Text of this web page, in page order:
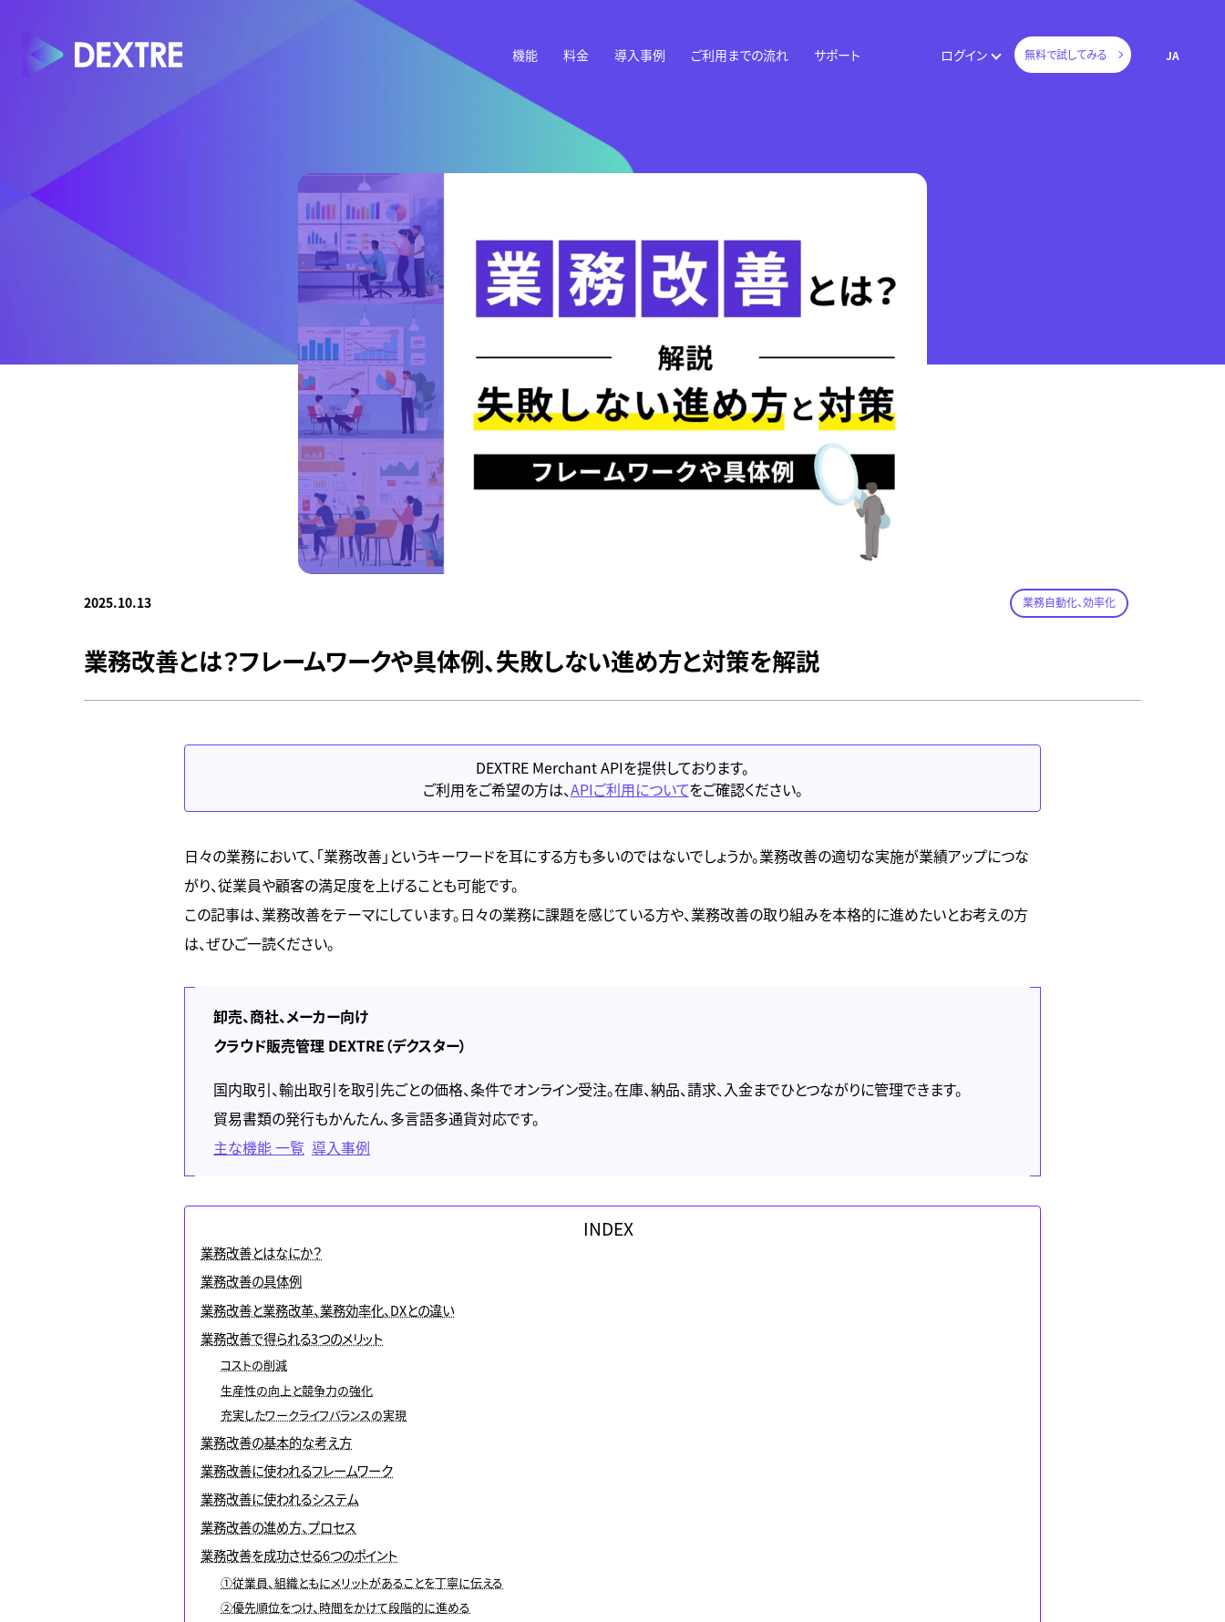
機能 料金 導入事例 ご利用までの流れ サポート ログイン 無料で試してみる JA
2025.10.13 業務自動化、効率化
業務改善とは？フレームワークや具体例、失敗しない進め方と対策を解説
DEXTRE Merchant APIを提供しております。
ご利用をご希望の方は、APIご利用についてをご確認ください。
日々の業務において、「業務改善」というキーワードを耳にする方も多いのではないでしょうか。業務改善の適切な実施が業績アップにつな
がり、従業員や顧客の満足度を上げることも可能です。
この記事は、業務改善をテーマにしています。日々の業務に課題を感じている方や、業務改善の取り組みを本格的に進めたいとお考えの方
は、ぜひご一読ください。
卸売、商社、メーカー向け
クラウド販売管理 DEXTRE（デクスター）
国内取引、輸出取引を取引先ごとの価格、条件でオンライン受注。在庫、納品、請求、入金までひとつながりに管理できます。
貿易書類の発行もかんたん、多言語多通貨対応です。
主な機能 一覧 導入事例
INDEX
業務改善とはなにか？
業務改善の具体例
業務改善と業務改革、業務効率化、DXとの違い
業務改善で得られる3つのメリット
コストの削減
生産性の向上と競争力の強化
充実したワークライフバランスの実現
業務改善の基本的な考え方
業務改善に使われるフレームワーク
業務改善に使われるシステム
業務改善の進め方、プロセス
業務改善を成功させる6つのポイント
①従業員、組織ともにメリットがあることを丁寧に伝える
②優先順位をつけ、時間をかけて段階的に進める